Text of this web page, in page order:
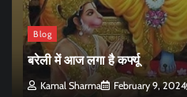
Blog
बरेली में आज लगा है कर्फ्यू
Kamal Sharma February 9, 2024